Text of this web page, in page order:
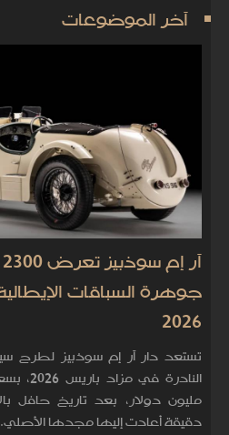
آخر الموضوعات
جوهرة السباقات
2026
مليون دولار، بعد تاريخ حافل
دقيقة أعادت إليها مجدها الأصلي.